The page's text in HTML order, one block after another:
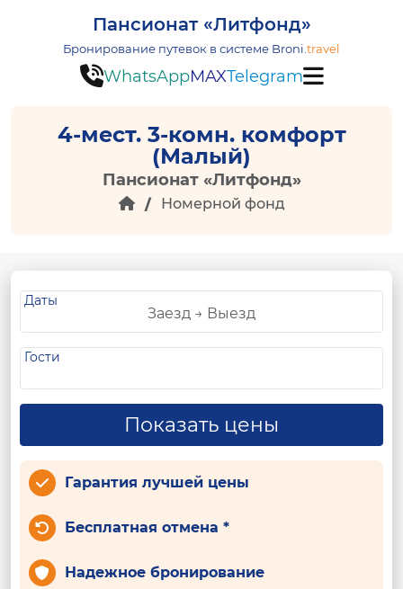
Пансионат «Литфонд»
Бронирование путевок в системе Broni. travel
WhatsAppMAXTelegram
4-мест. 3-комн. комфорт
(Малый)
Пансионат «Литфонд»
Номерной фонд
Даты
Гости
Показать цены
Гарантия лучшей цены
Бесплатная отмена *
Надежное бронирование